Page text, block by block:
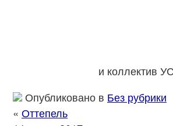
и коллектив
Опубликовано в Без рубрики
« Оттепель